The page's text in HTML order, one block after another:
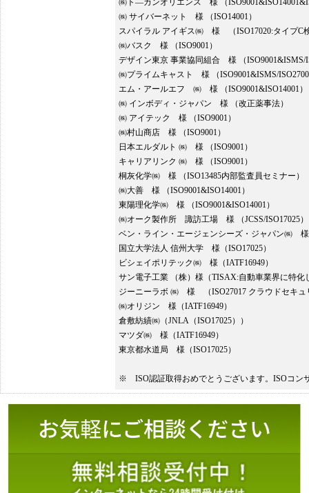
㈱ト―カンオリエンス 様 （
㈱ サイバーネット 様 （ISO14001）
スパイラル アイギス㈱ 様 （ISO17020:タイプC
㈱バスク 様 （ISO9001）
デザイン東京 事業協同組合 様 （ISO9001&ISMS/
㈱プライムキャスト 様 （ISO9001&ISMS/
エム・アールエフ ㈱ 様 （ISO9001&ISO14001）
㈱ インボディ・ジャパン 様 （改正薬事法）
㈱ アイテック 様 （ISO9001）
㈱村山商店 様 （ISO9001）
日本エルダルト ㈱ 様 （ISO9001）
キャリアリンク ㈱ 様 （ISO9001）
桐灰化学㈱ 様 （ISO13485内部監査員セミナー）
㈱大善 様 （ISO9001&ISO14001）
東陽理化学㈱ 様 （ISO9001&ISO14001）
㈱オーク製作所 諏訪工場 様 （JCSS/ISO17025）
ベン・ライン・エージェンシーズ・ジャパン㈱ 様
国立大学法人 信州大学 様（ISO17025）
ビシェイポリテック㈱ 様（IATF16949）
サン電子工業 （株）様（TISAX:自動車業界に特
ジーニーラボ ㈱ 様 （ISO27017 クラウドセキュ
㈱オリジン 様（IATF16949）
倉敷紡績㈱（JNLA（ISO17025））
マツダ㈱ 様（IATF16949）
東京都水道局 様（ISO17025）
※ ISO認証取得おめでとうございます。ISOコン